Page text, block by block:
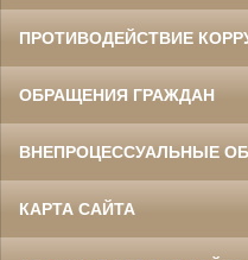
ПРОТИВОДЕЙСТВИЕ
ОБРАЩЕНИЯ ГРАЖДАН
ВНЕПРОЦЕССУАЛЬНЫЕ
КАРТА САЙТА